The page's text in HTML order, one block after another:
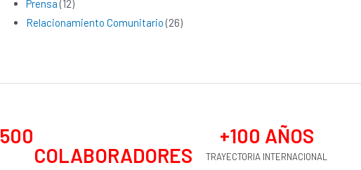
Prensa (12)
Relacionamiento Comunitario (26)
500
COLABORADORES
TRAYECTORIA INTERNACIONAL
+100 AÑOS